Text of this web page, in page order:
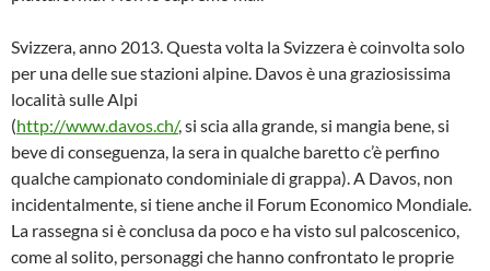
Svizzera, anno 2013. Questa volta la Svizzera è coinvolta solo
per una delle sue stazioni alpine. Davos è una graziosissima
località sulle Alpi
(http://www.davos.ch/, si scia alla grande, si mangia bene, si
beve di conseguenza, la sera in qualche baretto c’è perfino
qualche campionato condominiale di grappa). A Davos, non
incidentalmente, si tiene anche il Forum Economico Mondiale.
La rassegna si è conclusa da poco e ha visto sul palcoscenico,
come al solito, personaggi che hanno confrontato le proprie